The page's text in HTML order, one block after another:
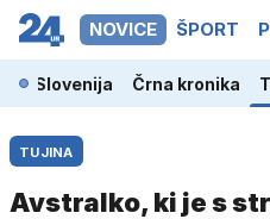
NOVICE ŠPORT
Slovenija Črna kronika
TUJINA
Avstralko, ki je s